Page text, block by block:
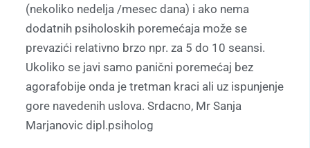
(nekoliko nedelja /mesec dana) i ako nema
dodatnih psiholoskih poremećaja može se
prevazići relativno brzo npr. za 5 do 10 seansi.
Ukoliko se javi samo panični poremećaj bez
agorafobije onda je tretman kraci ali uz ispunjenje
gore navedenih uslova. Srdacno, Mr Sanja
Marjanovic dipl.psiholog